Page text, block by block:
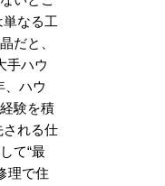
なる工
だと、
手ハウ
、ハウ
験を積
される仕
て“最
理で住